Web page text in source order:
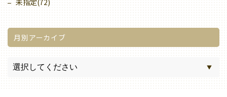
未指定(72)
月別アーカイブ